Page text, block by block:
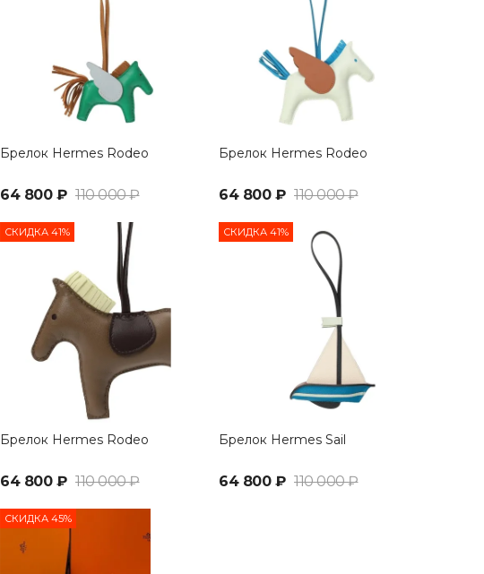
Брелок Hermes Rodeo
64 800 ₽ 110 000 ₽
Брелок Hermes Rodeo
64 800 ₽ 110 000 ₽
СКИДКА 41%
Брелок Hermes Rodeo
64 800 ₽ 110 000 ₽
СКИДКА 41%
Брелок Hermes Sail
64 800 ₽ 110 000 ₽
СКИДКА 45%